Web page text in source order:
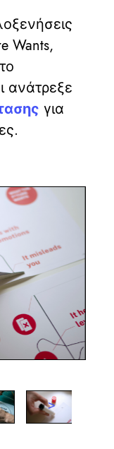
Wants,
ανάτρεξε
για